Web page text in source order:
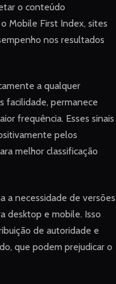
o conteúdo
Mobile First Index, sites
nos resultados
a qualquer
facilidade, permanece
frequência. Esses sinais
pelos
melhor classificação
a necessidade de versões
desktop e mobile. Isso
de autoridade e
que podem prejudicar o